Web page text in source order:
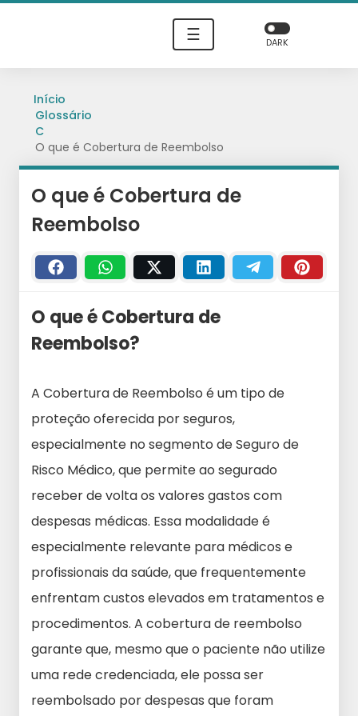
☰ DARK
Início
Glossário
C
O que é Cobertura de Reembolso
O que é Cobertura de
Reembolso
O que é Cobertura de
Reembolso?
A Cobertura de Reembolso é um tipo de
proteção oferecida por seguros,
especialmente no segmento de Seguro de
Risco Médico, que permite ao segurado
receber de volta os valores gastos com
despesas médicas. Essa modalidade é
especialmente relevante para médicos e
profissionais da saúde, que frequentemente
enfrentam custos elevados em tratamentos e
procedimentos. A cobertura de reembolso
garante que, mesmo que o paciente não utilize
uma rede credenciada, ele possa ser
reembolsado por despesas que foram